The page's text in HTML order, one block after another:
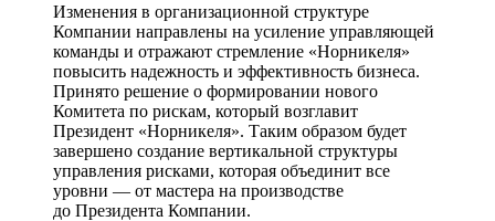
Изменения в организационной структуре
Компании направлены на усиление управляющей
команды и отражают стремление «Норникеля»
повысить надежность и эффективность бизнеса.
Принято решение о формировании нового
Комитета по рискам, который возглавит
Президент «Норникеля». Таким образом будет
завершено создание вертикальной структуры
управления рисками, которая объединит все
уровни — от мастера на производстве
до Президента Компании.